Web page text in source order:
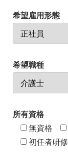
希望雇用形態
希望職種
所有資格
無資格
初任者研修